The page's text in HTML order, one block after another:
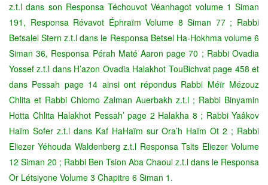
z.t.l dans son Responsa Téchouvot Véanhagot volume 1 Siman
191, Responsa Révavot Éphraïm Volume 8 Siman 77 ; Rabbi
Betsalel Stern z.t.l dans le Responsa Betsel Ha-Hokhma volume 6
Siman 36, Responsa Pérah Maté Aaron page 70 ; Rabbi Ovadia
Yossef z.t.l dans H’azon Ovadia Halakhot TouBichvat page 458 et
dans Pessah page 14 ainsi ont répondus Rabbi Méïr Mézouz
Chlita et Rabbi Chlomo Zalman Auerbakh z.t.l ; Rabbi Binyamin
Hotta Chlita Halakhot Pessah’ page 2 Halakha 8 ; Rabbi Yaâkov
Haïm Sofer z.t.l dans Kaf HaHaïm sur Ora’h Haïm Ot 2 ; Rabbi
Eliezer Yéhouda Waldenberg z.t.l Responsa Tsits Eliezer Volume
12 Siman 20 ; Rabbi Ben Tsion Aba Chaoul z.t.l dans le Responsa
Or Létsiyone Volume 3 Chapitre 6 Siman 1.